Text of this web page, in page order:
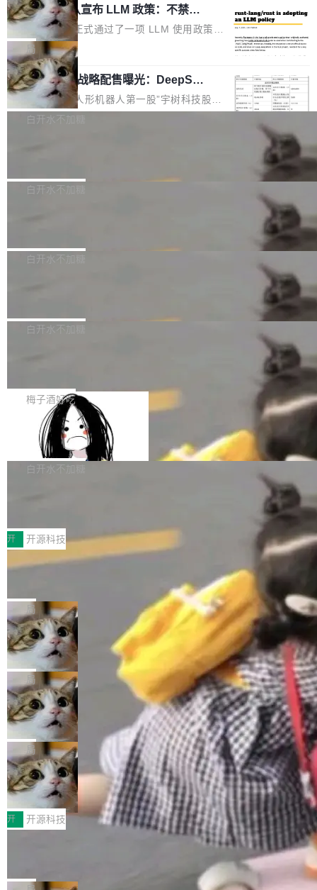
配、功耗与稳定性调优、兼容性测评及统一互联
等内容展开系统讲解和实战交流，帮助企业进一
步了解开源鸿蒙在智能...
Hub 员工 kdaigle 在 HN 讨论中贴出了一组数
据：2025 年全年 10 亿次 commit。现在，每周
2.75 亿次，全年预计 140 亿次。GitHub...
ontinual Harness。在 ARC-AGI 3 基准测试
上，Prime Agent + Opus 5 的组合达到了 95.
5% RHAE Best@1，超过了 ARC 报告的人类专
家基线 95.4%。 不是又一个 coding agent 包装
器 Prime Agent 的架构和市面上大多数 coding
agent 有本质区别。大多数 agent harness 的设
计是基于早期模型的能力—...
Rust 项目团队宣布 LLM 政策：不禁
止，但你要承认哪些代码不是你写的
Rust 语言项目正式通过了一项 LLM 使用政策，
覆盖 rust-lang/rust 单一仓库的代码贡献。这不
是项目级别的官方立场，目前由五个团队采纳，
但它可能是主流开源项目中关于 AI 辅助贡献最
细致的一份规则。 政策的核心只有一句话：LLM
可以用来分析、提炼、审阅、建议，但不能用来
不得生成涉及安全性的关键变更，除非作者本身
局
宇树科技 IPO 战略配售曝光：DeepSe
ek 获配 93.3 万股，锁定 36 个月
8月6日晚间，“人形机器人第一股”宇树科技股份
有限公司披露IPO发行价格及战略配售结果，杭
36个月。 公告显示，本次宇树科技战略配售对
员工参与设立的专项资产管理计划。其中，Dee
获配9...
白开水不加糖
Bug fixes and enhancements 修复多次传递同
一个回归问题，该问题导致拉取镜像时会拒绝包
题，该问题可能导致在旧版 Linux 内核...
白开水不加糖
e 孵化器项目管理委员会（IPMC）投票中获得
P）！这一里程碑不仅标志着 Fluss 迈入新的发
白开水不加糖
长期停止内容更新，未能实现其作为“AI版维基百
提交的编辑请求也长期处于待处理状态。 Groki
pedia 于去年底上线，定位为由人工智能生成内
容的百科平台，被马斯克视为传统众包百科网站
维基百科的替代方案。Lawfare 调查发现，无论
热门页面还是低关注度页面，均未出现近期更
白开水不加糖
是这样的：配 MessageSource 的 Bean、写 R
eloadableResourceBundleMessageSource、
声明 LocaleResolver、注册 LocaleChangeInt
erceptor…五六步之后才能看到第一行翻译文
本。 Solon 换了个方式。整个 i18n 模块围绕三
梅子酒好吃
Apache Doris 4.1 全面增强 Iceberg：
支持 UPDATE、MERGE INTO 与 Iceb
erg V3
Apache Doris 4.1 要补齐的，正是缺失的那一
半。在已有查询能力的基础上，Doris 进一步支
常维护操作，并完整支持 Iceberg V3 格式。
白开水不加糖
村国家自主创新示范区会议中心开幕。本届大会
由中关村智联软件服务业质量创新联盟主办，以
“智构可信·质创未来——AI原生时代的质量新范
式”为主题，直面AI从实验室走向规模化产业落地
的核心质量命题。会上，《2026智能研发生产力
工具选型手册》发布，Testin云测的Testin XAge
nt智能测试系统入选AI测试领域代表产品。对CI
O而言，这提示了一个转变：AI测试正在从效率
工具升级为企业的质量基础设施。 CIO面对的新
现实 过去两年，CIO们的焦虑清单上多了两项：
一是如何让大模型和智能体应用安全地从PoC走
向生产，二是如何让测试团队跟得上AI应用...
开 开源科技
让非法状态不可表示：一篇关于 ADT
有一种东西，一旦用过就回不去了。Alex Fedos
eev 管它叫"软件设计的基石"。 他说的东西不新
鲜——代数数据类型（ADT），尤其是和类型
（sum type）。但他说清楚了一件事：这不是类
型系统的学术体操，是日常编码的思维方式。 文
章从一个简单的例子切入。一个网站的深色主题
设置，如果用布尔值 + 可空字段来表示——bool
ean 表示是否可切换，nullable 的默认模式、浅
色方案、深色方案——会产生大量无意义的组
合。方案缺了、配置冲突了、全 null 了。要知道
哪些组合有效，作者说，你得靠"文档、校验、或
者部落知识"。 换个写法。Rust 的 enum，两个
变体：Switchable...
局
Cloudflare 开源内部企业 AI 平台 Clou
dflare OS
Cloudflare 发布了一个开源项目 Cloudflare O
S。如果你只看官方博客，你会觉得这是又一
个"AI 知识库 + 聊天机器人"——每个大厂都在
做，没什么新鲜的。 但 Kenton Varda 在 Twitte
r 上把事情说清楚了： 今天我们发布了 Cloudfla
re OS，一个带连接器的聊天机器人，跟其他所
有科技公司做的一样。只不过，实际上它不一
样。这是 Sandstorm.io 的重制版，我十年前的
那个创业公司。不同的是，这次它构建在 Cloudf
lare Workers 上——我花了九年时间搭建的平台
——并且深度集成了 AI。这基本上是我十年秘密
局
Deno 团队开源 Celld，可自托管的分
布式 Durable Objects
Ryan Dahl 领导的 Deno 团队推出了最新开源项
目 Celld，一个能在自己机器上运行 Cloudflare
Workers 和 Durable Objects 的守护进程。 设
计思路很直接：每个对象是一个独立的 SQLite
数据库，按名称寻址，复制到你自己的 S3 兼容
存储库里。节点之间只通过这个存储库协调——
没有控制平面，没有共识协议。每个对象自带一
个小型数据库，应用天然按分片构建，单个数据
库的竞争和爆炸半径问题在设计层面就被消除
了。 闲置的 cell 会休眠到几乎不占资源。当 cel
局
鲁大师7月新机性能/流畅/AI榜：vivo夺
性能、流畅双第一，三星Galaxy Z系列
新折叠缺席
2026年7月的手机市场，由于存储等硬件成本暴
增，手机厂商的日子也不好过啊，新机速度明显
放缓，因此硝烟味淡了许多。新机参数规格除开
Fold8 / Z Flip8）外，其余要么是中低端机器，
例如iQOO Z11i、REDMI Note 17、REDMI No
开 开源科技
Zed 编辑器团队发布了新项目——DeltaDB，一
个在 git commit 之间记录每一次编辑操作的版